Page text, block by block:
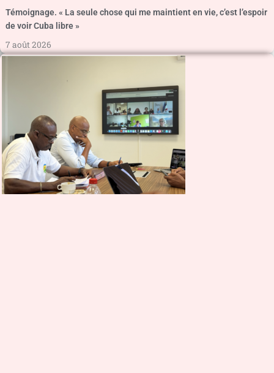
Témoignage. « La seule chose qui me maintient en vie, c’est l’espoir
de voir Cuba libre »
7 août 2026